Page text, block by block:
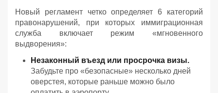
Новый регламент четко определяет 6 категорий
правонарушений, при которых иммиграционная
служба включает режим «мгновенного
выдворения»:
Незаконный въезд или просрочка визы.
Забудьте про «безопасные» несколько дней
оверстея, которые раньше можно было